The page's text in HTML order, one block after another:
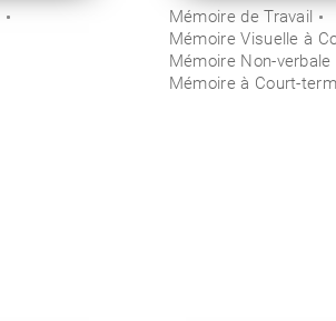
Mémoire de Travail
Mémoire Visuelle à
Mémoire Non-verbale
Mémoire à Court-